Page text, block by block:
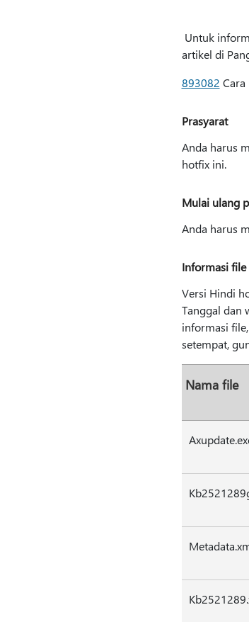
Untuk
artikel di
893082
Prasyarat
Anda harus
hotfix ini.
Mulai ulang
Anda harus
Informasi file
Versi Hindi
Tanggal dan
informasi
setempat,
Nama file